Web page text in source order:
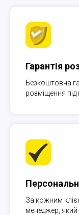
Гарантія
Безкоштовна
розміщення
За кожним
менеджер, який